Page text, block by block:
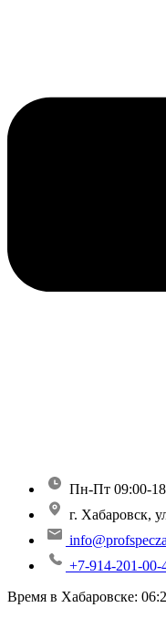
Пн-Пт 09:00-
г. Хабаровск,
+7-914-201-00-
Время в Хабаровске: